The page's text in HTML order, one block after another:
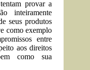
provar a
inteiramente
seus produtos
como exemplo
entre
aos direitos
como sua